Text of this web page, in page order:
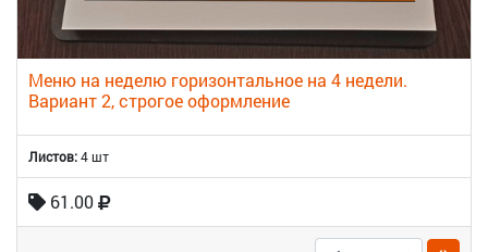
Меню на неделю горизонтальное на 4 недели.
Вариант 2, строгое оформление
Листов:4 шт
61.00